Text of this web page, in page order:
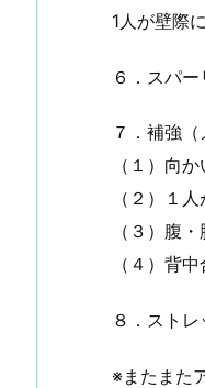
1人が壁際
６．スパー
７．補強（
（１）向
（２）１
（３）腹
（４）背
８．ストレ
※またまた